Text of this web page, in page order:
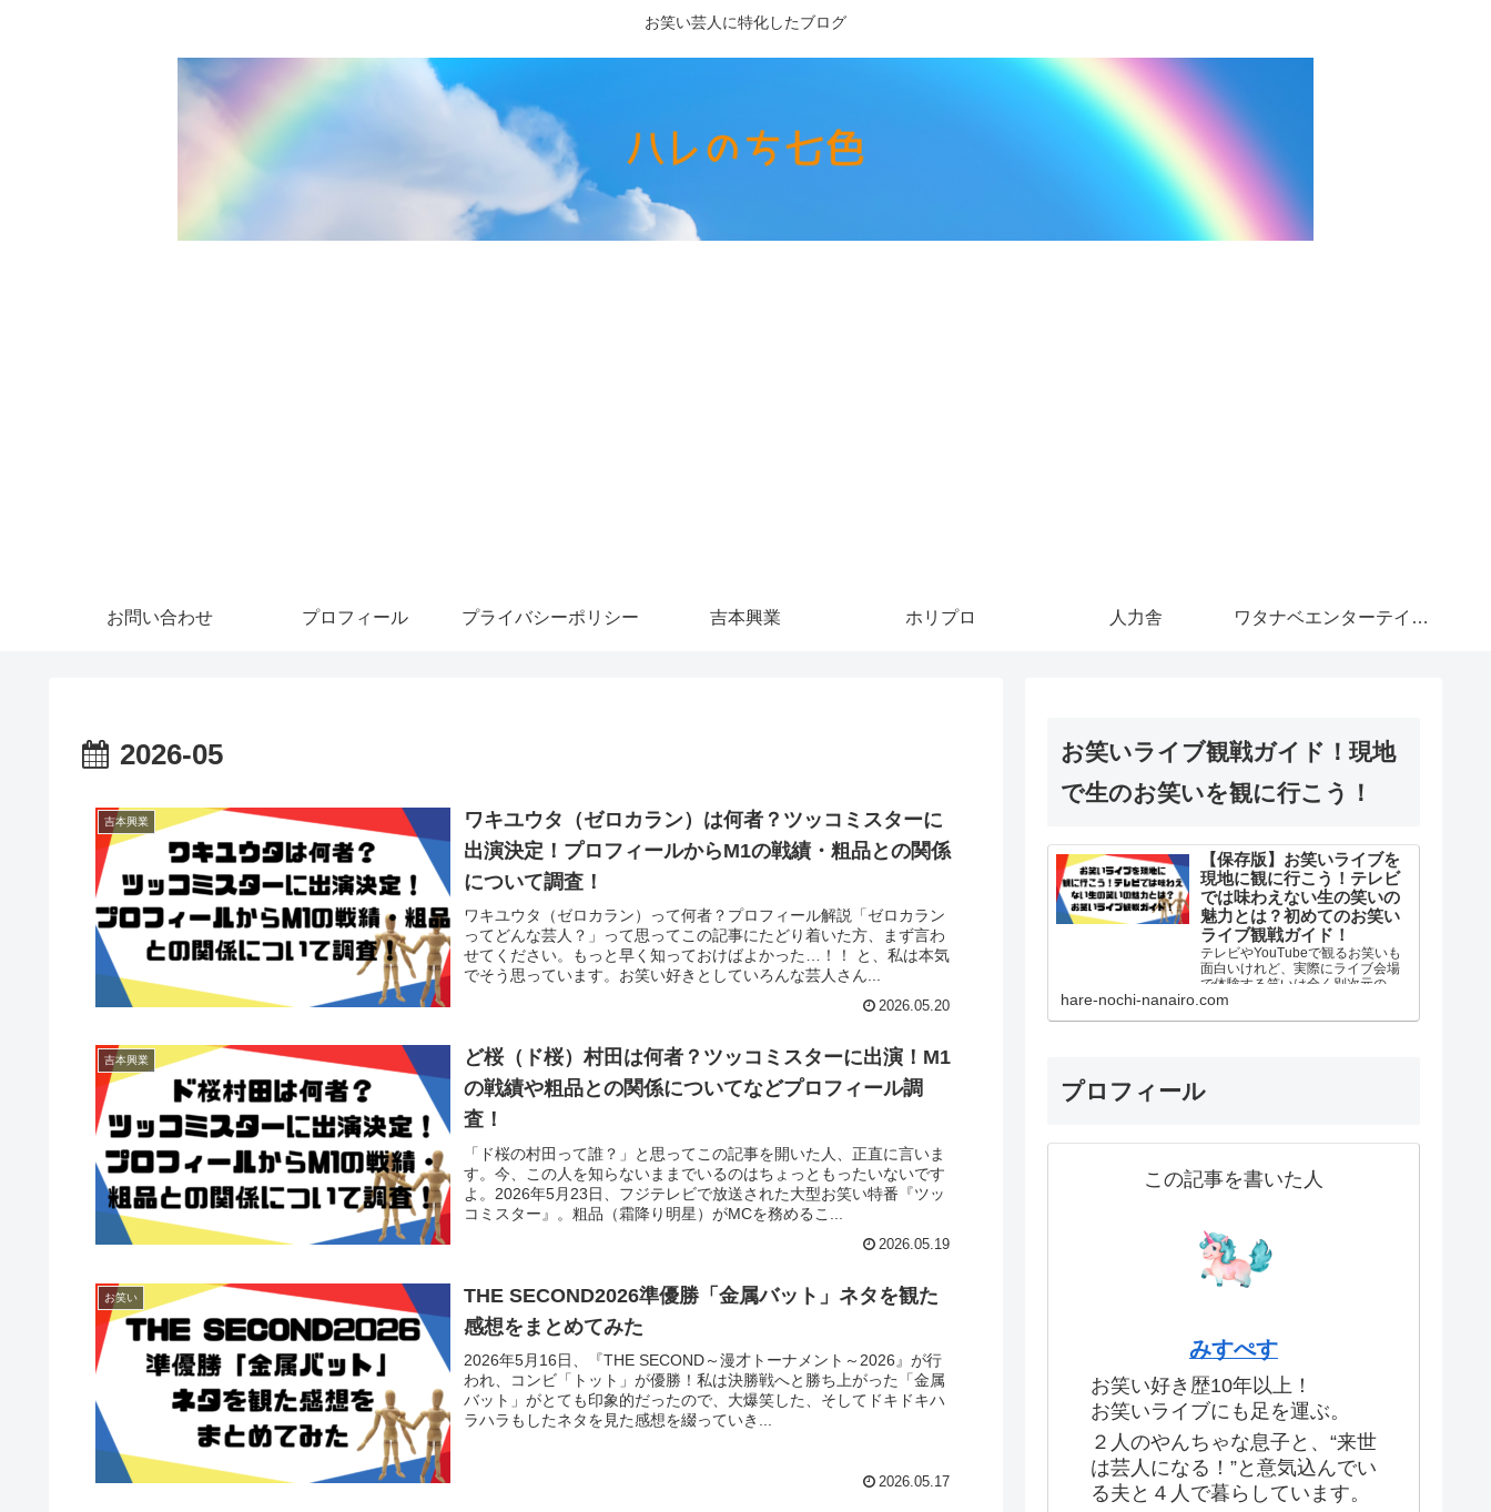
お笑い芸人に特化したブログ
お問い合わせ プロフィール プライバシーポリシー 吉本興業 ホリプロ 人力舎 ワタナベエンターテインメント
2026-05
吉本興業
ワキユウタ（ゼロカラン）は何者？ツッコミスターに
出演決定！プロフィールからM1の戦績・粗品との関係
について調査！
ワキユウタ（ゼロカラン）って何者？プロフィール解説「ゼロカラン
ってどんな芸人？」って思ってこの記事にたどり着いた方、まず言わ
せてください。もっと早く知っておけばよかった…！！ と、私は本気
でそう思っています。お笑い好きとしていろんな芸人さん...
2026.05.20
吉本興業
ど桜（ド桜）村田は何者？ツッコミスターに出演！M1
の戦績や粗品との関係についてなどプロフィール調
査！
「ド桜の村田って誰？」と思ってこの記事を開いた人、正直に言いま
す。今、この人を知らないままでいるのはちょっともったいないです
よ。2026年5月23日、フジテレビで放送された大型お笑い特番『ツッ
コミスター』。粗品（霜降り明星）がMCを務めるこ...
2026.05.19
お笑い
THE SECOND2026準優勝「金属バット」ネタを観た
感想をまとめてみた
2026年5月16日、『THE SECOND～漫才トーナメント～2026』が行
われ、コンビ「トット」が優勝！私は決勝戦へと勝ち上がった「金属
バット」がとても印象的だったので、大爆笑した、そしてドキドキハ
ラハラもしたネタを見た感想を綴っていき...
2026.05.17
お笑いライブ観戦ガイド！現地
で生のお笑いを観に行こう！
【保存版】お笑いライブを
現地に観に行こう！テレビ
では味わえない生の笑いの
魅力とは？初めてのお笑い
ライブ観戦ガイド！
テレビやYouTubeで観るお笑いも
面白いけれど、実際にライブ会場
で体験する笑いは全く別次元の体
験です！ あなたも一度現地に足を
hare-nochi-nanairo.com
プロフィール
この記事を書いた人
みすぺす
お笑い好き歴10年以上！
お笑いライブにも足を運ぶ。
２人のやんちゃな息子と、“来世
は芸人になる！”と意気込んでい
る夫と４人で暮らしています。